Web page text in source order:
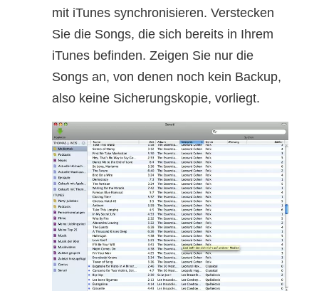
mit iTunes synchronisieren. Verstecken
Sie die Songs, die sich bereits in Ihrem
iTunes befinden. Zeigen Sie nur die
Songs an, von denen noch kein Backup,
also keine Sicherungskopie, vorliegt.